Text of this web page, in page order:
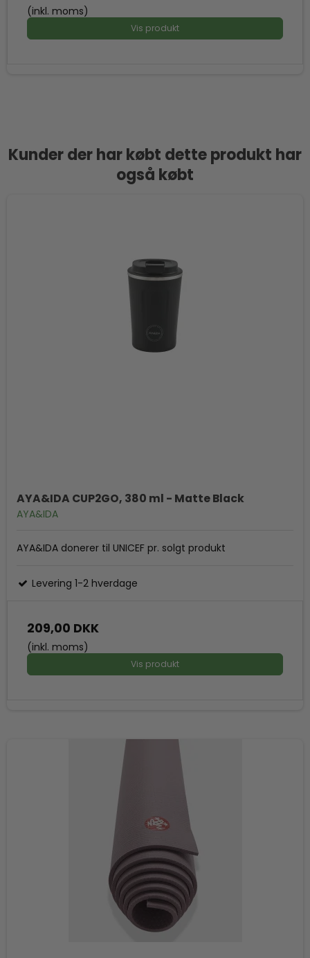
(inkl. moms)
Vis produkt
Kunder der har købt dette produkt har
også købt
AYA&IDA CUP2GO, 380 ml - Matte Black
AYA&IDA
AYA&IDA donerer til UNICEF pr. solgt produkt
Levering 1-2 hverdage
209,00 DKK
(inkl. moms)
Vis produkt